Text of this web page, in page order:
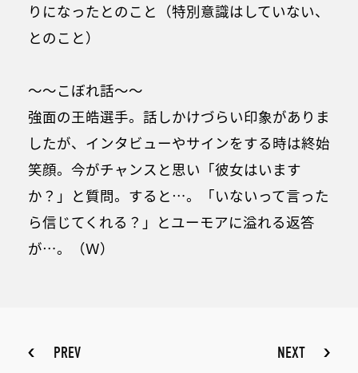
りになったとのこと（特別意識はしていない、
とのこと）
～～こぼれ話～～
強面の王皓選手。話しかけづらい印象がありま
したが、インタビューやサインをする時は終始
笑顔。今がチャンスと思い「彼女はいます
か？」と質問。すると…。「いないって言った
ら信じてくれる？」とユーモアに溢れる返答
が…。（Ｗ）
PREV NEXT